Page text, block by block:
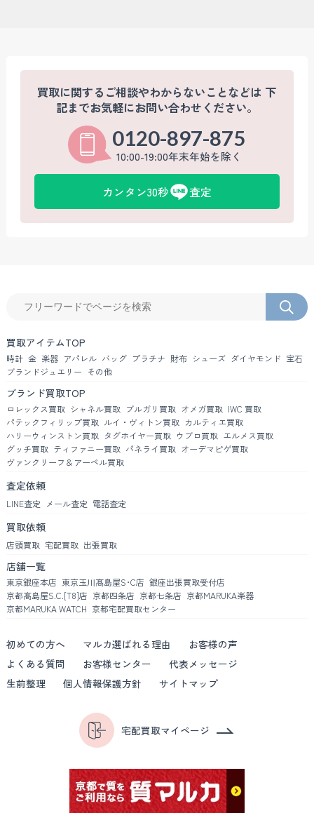
買取に関するご相談やわからないことなどは 下
記までお気軽にお問い合わせください。
0120-897-875
10:00-19:00年末年始を除く
カンタン30秒 査定
買取アイテムTOP
時計 金 楽器 アパレル バッグ プラチナ 財布 シューズ ダイヤモンド 宝石
ブランドジュエリー その他
ブランド買取TOP
ロレックス買取 シャネル買取 ブルガリ買取 オメガ買取 IWC 買取
パテックフィリップ買取 ルイ・ヴィトン買取 カルティエ買取
ハリーウィンストン買取 タグホイヤー買取 ウブロ買取 エルメス買取
グッチ買取 ティファニー買取 パネライ買取 オーデマピゲ買取
ヴァンクリーフ＆アーペル買取
査定依頼
LINE査定 メール査定 電話査定
買取依頼
店頭買取 宅配買取 出張買取
店舗一覧
東京銀座本店 東京玉川髙島屋S･C店 銀座出張買取受付店
京都髙島屋S.C.[T8]店 京都四条店 京都七条店 京都MARUKA楽器
京都MARUKA WATCH 京都宅配買取センター
初めての方へ マルカ選ばれる理由
お客様の声
よくある質問
お客様センター
代表メッセージ
生前整理
個人情報保護方針 サイトマップ
宅配買取マイページ